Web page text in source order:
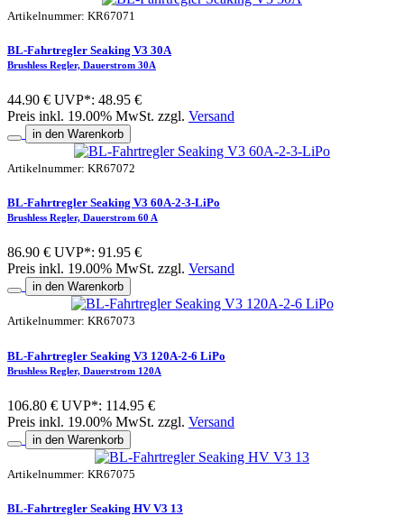
Artikelnummer: KR67071
BL-Fahrtregler Seaking V3 30A
Brushless Regler, Dauerstrom 30A
44.90 € UVP*: 48.95 €
Preis inkl. 19.00% MwSt. zzgl. Versand
in den Warenkorb
Artikelnummer: KR67072
BL-Fahrtregler Seaking V3 60A-2-3-LiPo
Brushless Regler, Dauerstrom 60 A
86.90 € UVP*: 91.95 €
Preis inkl. 19.00% MwSt. zzgl. Versand
in den Warenkorb
Artikelnummer: KR67073
BL-Fahrtregler Seaking V3 120A-2-6 LiPo
Brushless Regler, Dauerstrom 120A
106.80 € UVP*: 114.95 €
Preis inkl. 19.00% MwSt. zzgl. Versand
in den Warenkorb
Artikelnummer: KR67075
BL-Fahrtregler Seaking HV V3 13